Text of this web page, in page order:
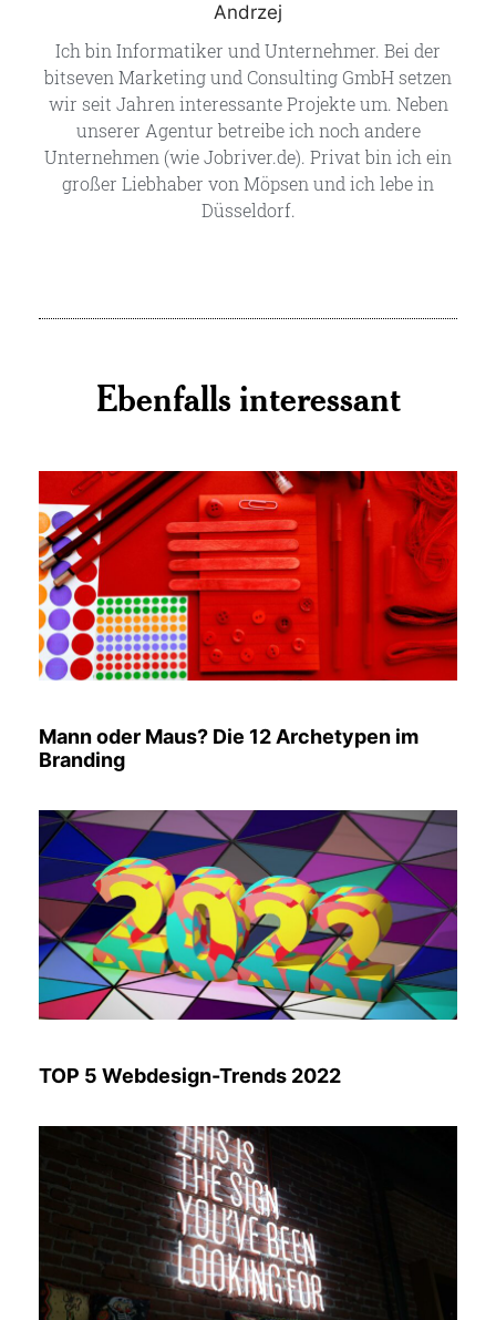
Andrzej
Ich bin Informatiker und Unternehmer. Bei der
bitseven Marketing und Consulting GmbH setzen
wir seit Jahren interessante Projekte um. Neben
unserer Agentur betreibe ich noch andere
Unternehmen (wie Jobriver.de). Privat bin ich ein
großer Liebhaber von Möpsen und ich lebe in
Düsseldorf.
Ebenfalls interessant
Mann oder Maus? Die 12 Archetypen im
Branding
TOP 5 Webdesign-Trends 2022